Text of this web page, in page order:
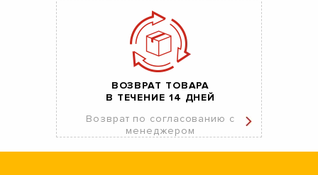
ВОЗВРАТ ТОВАРА
В ТЕЧЕНИЕ 14 ДНЕЙ
Возврат по согласованию с
менеджером